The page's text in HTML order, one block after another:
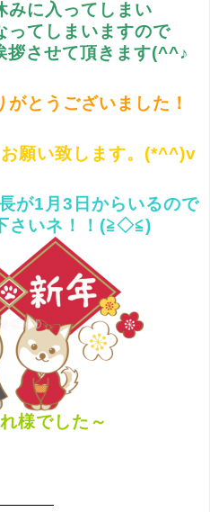
みに入ってしまい
ってしまいますので
拶させて頂きます(^^♪
とうございました！
願い致します。(*^^)v
が1月3日からいるので
さいネ！！(≧◇≦)
様でした～